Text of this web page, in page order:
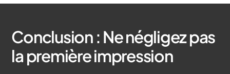
Conclusion : Ne négligez pas
la première impression